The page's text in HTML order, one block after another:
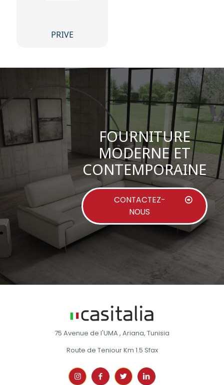
PRIVE
FOURNITURE
MODERNE ET
CONTEMPORAINE
CONTACTEZ-
NOUS
75 Avenue de l'UMA , Ariana, Tunisia
Route de Teniour Km 1.5 Sfax